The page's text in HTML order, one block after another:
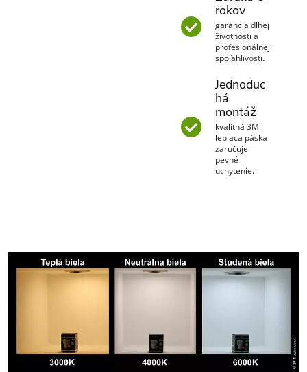
rokov
garancia dlhej
životnosti a
profesionálnej
spoľahlivosti.
Jednoduc
há
montáž
kvalitná 3M
lepiaca páska
zaručuje
pevné
uchytenie.